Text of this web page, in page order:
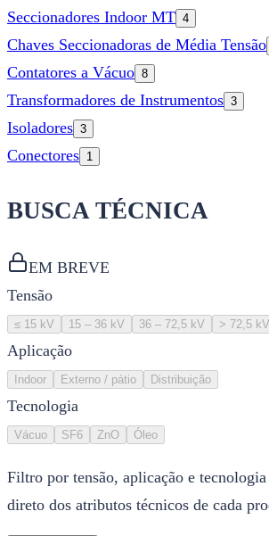
Seccionadores Indoor MT 4
Chaves Seccionadoras de Média Tensão
Contatores a Vácuo 8
Transformadores de Instrumentos 3
Isoladores 3
Conectores 1
BUSCA TÉCNICA
EM BREVE
Tensão
≤ 15 kV 15 – 36 kV 36 – 72,5 kV > 72,5 kV
Aplicação
Indoor Externo / pátio Distribuição
Tecnologia
Vácuo SF6 ZnO Óleo
Filtro por tensão, aplicação e
direto dos atributos técnicos de cada